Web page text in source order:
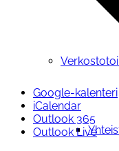
Google-kalenteri
iCalendar
Outlook 365
Outlook Live